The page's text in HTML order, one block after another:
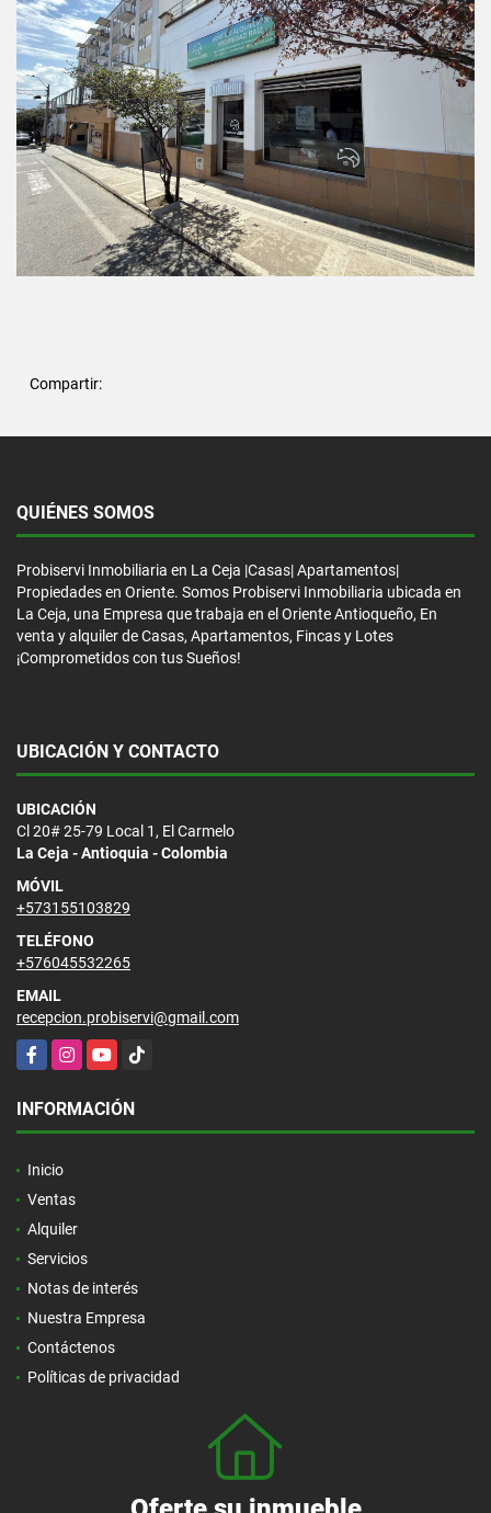
Compartir:
QUIÉNES SOMOS
Probiservi Inmobiliaria en La Ceja |Casas| Apartamentos|
Propiedades en Oriente. Somos Probiservi Inmobiliaria ubicada en
La Ceja, una Empresa que trabaja en el Oriente Antioqueño, En
venta y alquiler de Casas, Apartamentos, Fincas y Lotes
¡Comprometidos con tus Sueños!
UBICACIÓN Y CONTACTO
UBICACIÓN
Cl 20# 25-79 Local 1, El Carmelo
La Ceja - Antioquia - Colombia
MÓVIL
+573155103829
TELÉFONO
+576045532265
EMAIL
recepcion.probiservi@gmail.com
FacebookInstagramYouTubeTikTok
INFORMACIÓN
Inicio
Ventas
Alquiler
Servicios
Notas de interés
Nuestra Empresa
Contáctenos
Políticas de privacidad